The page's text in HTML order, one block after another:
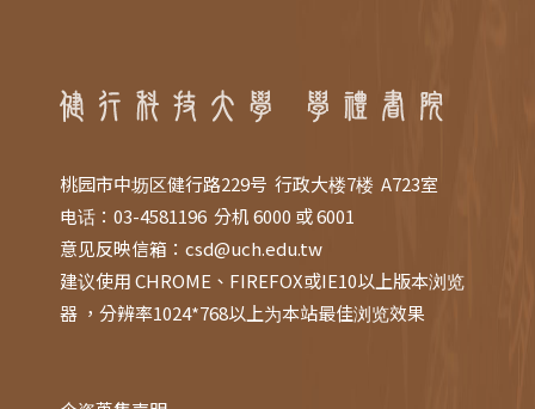
桃园市中坜区健行路229号 行政大楼7楼 A723室
电话：03-4581196 分机 6000 或 6001
意见反映信箱： csd@uch.edu.tw
建议使用 CHROME、FIREFOX或IE10以上版本浏览
器 ，分辨率1024*768以上为本站最佳浏览效果